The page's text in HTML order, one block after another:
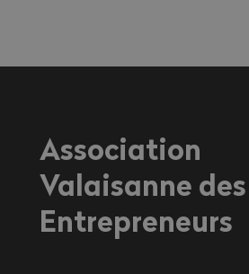
fortement exposés à la chaleur.
Association
Valaisanne des
Entrepreneurs